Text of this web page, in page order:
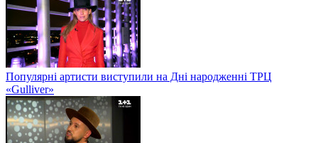
Популярні артисти виступили на Дні народженні ТРЦ
«Gulliver»